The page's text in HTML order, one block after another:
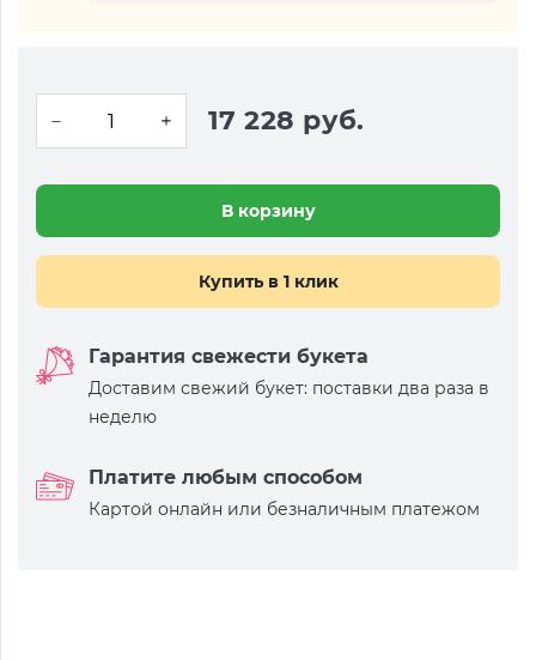
17 228 руб.
В корзину
Купить в 1 клик
Гарантия свежести букета
Доставим свежий букет: поставки два раза в
неделю
Платите любым способом
Картой онлайн или безналичным платежом